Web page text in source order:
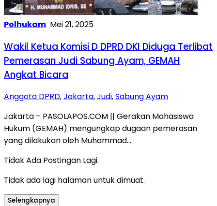
Polhukam Mei 21, 2025
Wakil Ketua Komisi D DPRD DKI Diduga Terlibat
Pemerasan Judi Sabung Ayam, GEMAH
Angkat Bicara
Anggota DPRD,Jakarta,Judi,Sabung Ayam
Jakarta – PASOLAPOS.COM || Gerakan Mahasiswa
Hukum (GEMAH) mengungkap dugaan pemerasan
yang dilakukan oleh Muhammad…
Tidak Ada Postingan Lagi.
Tidak ada lagi halaman untuk dimuat.
Selengkapnya